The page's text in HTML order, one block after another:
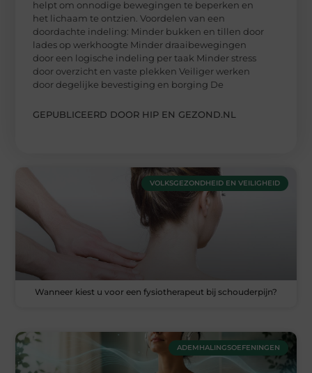
helpt om onnodige bewegingen te beperken en
het lichaam te ontzien. Voordelen van een
doordachte indeling: Minder bukken en tillen door
lades op werkhoogte Minder draaibewegingen
door een logische indeling per taak Minder stress
door overzicht en vaste plekken Veiliger werken
door degelijke bevestiging en borging De
GEPUBLICEERD DOOR HIP EN GEZOND.NL
VOLKSGEZONDHEID EN VEILIGHEID
Wanneer kiest u voor een fysiotherapeut bij schouderpijn?
ADEMHALINGSOEFENINGEN